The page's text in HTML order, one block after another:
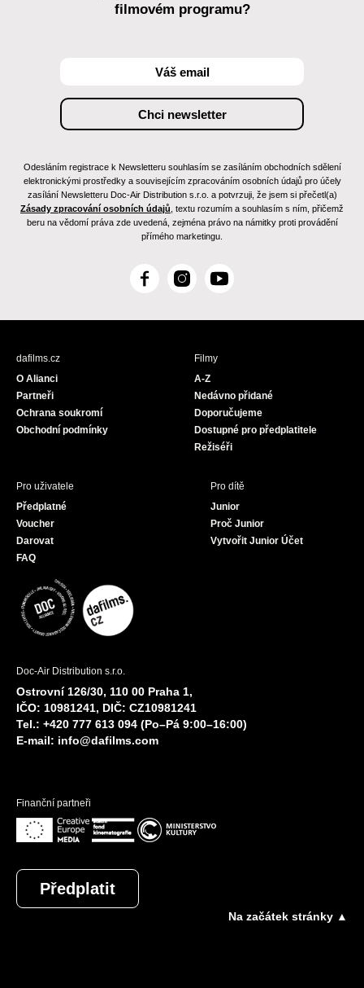
filmovém programu?
Odesláním registrace k Newsletteru souhlasím se zasíláním obchodních sdělení
elektronickými prostředky a souvisejícím zpracováním osobních údajů pro účely
zasílání Newsletteru Doc-Air Distribution s.r.o. a potvrzuji, že jsem si přečetl(a)
Zásady zpracování osobních údajů , textu rozumím a souhlasím s ním, přičemž
beru na vědomí práva zde uvedená, zejména právo na námitky proti provádění
přímého marketingu.
F
c
I
s
Y
u
dafilms.cz
O Alianci
Partneři
Ochrana soukromí
Obchodní podmínky
Filmy
A-Z
Nedávno přidané
Doporučujeme
Dostupné pro předplatitele
Režiséři
Pro uživatele
Předplatné
Voucher
Darovat
FAQ
Pro dítě
Junior
Proč Junior
Vytvořit Junior Účet
Doc-Air Distribution s.r.o.
Ostrovní 126/30, 110 00 Praha 1,
IČO: 10981241, DIČ: CZ10981241
Tel.: +420 777 613 094 (Po–Pá 9:00–16:00)
E-mail: info@dafilms.com
Finanční partneři
Předplatit
Na začátek stránky ▲